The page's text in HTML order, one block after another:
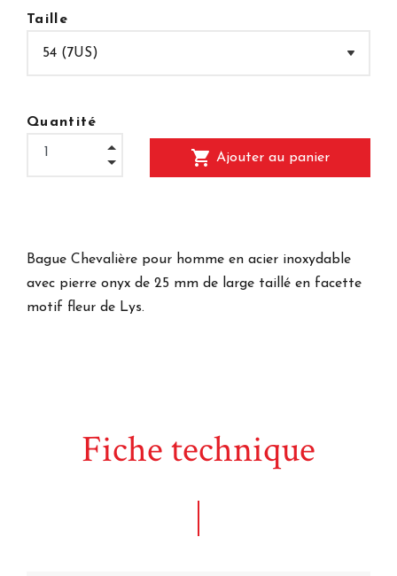
Taille
Quantité
shopping_cart Ajouter au panier
Bague Chevalière pour homme en acier inoxydable
avec pierre onyx de 25 mm de large taillé en facette
motif fleur de Lys.
Fiche technique